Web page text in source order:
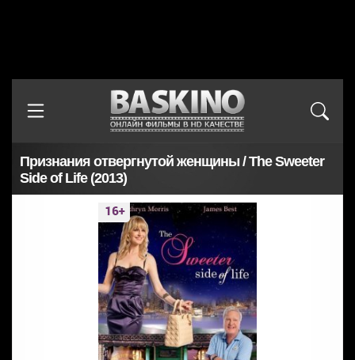
Признания отвергнутой женщины / The Sweeter
Side of Life (2013)